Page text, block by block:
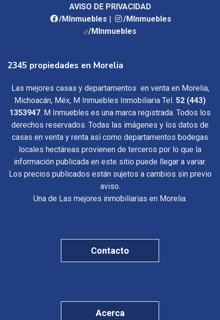
AVISO DE PRIVACIDAD
/MInmuebles |
/MInmuebles
/MInmuebles
2345 propiedades en Morelia
Las mejores casas y departamentos en venta en Morelia,
Michoacán, Méx, M Inmuebles Inmobiliaria Tel. 52 (443)
1353947. M Inmuebles es una marca registrada. Todos los
derechos reservados. Todas las imágenes y los datos de
casas en venta y renta así como departamentos bodegas
locales hectáreas provienen de terceros por lo que la
información publicada en este sitio puede llegar a variar.
Los precios publicados están sujetos a cambios sin previo
aviso.
Una de Las mejores inmobiliarias en Morelia.